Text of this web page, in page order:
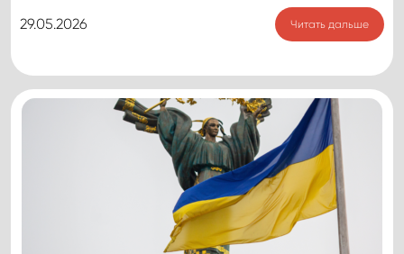
29.05.2026 Читать дальше